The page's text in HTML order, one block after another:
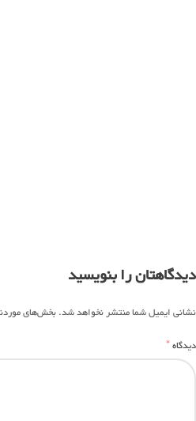
دیدگاهتان را بنویسید
نشانی ایمیل شما منتشر نخواهد شد.بخش‌های
دیدگاه*